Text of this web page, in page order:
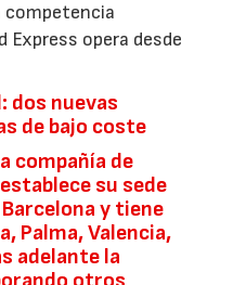
competencia
Express opera desde
dos nuevas
de bajo coste
compañía de
su sede
y tiene
Palma, Valencia,
adelante la